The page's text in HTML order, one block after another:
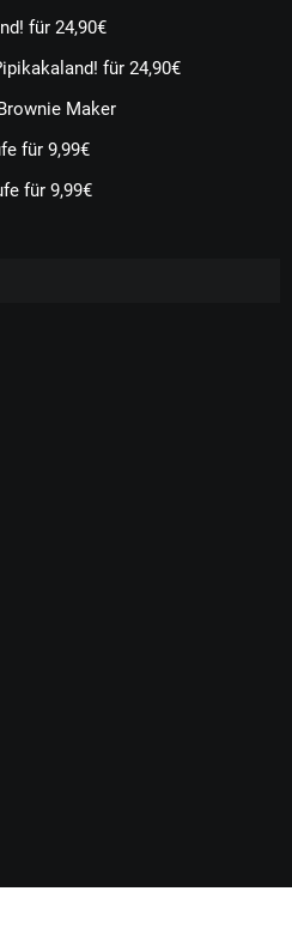
für 24,90€
für 24,90€
Maker
für 9,99€
für 9,99€